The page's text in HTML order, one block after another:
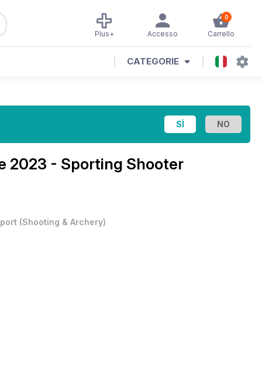
0
Carrello
Accesso
Plus+
CATEGORIE
2023 - Sporting Shooter
(Shooting & Archery)